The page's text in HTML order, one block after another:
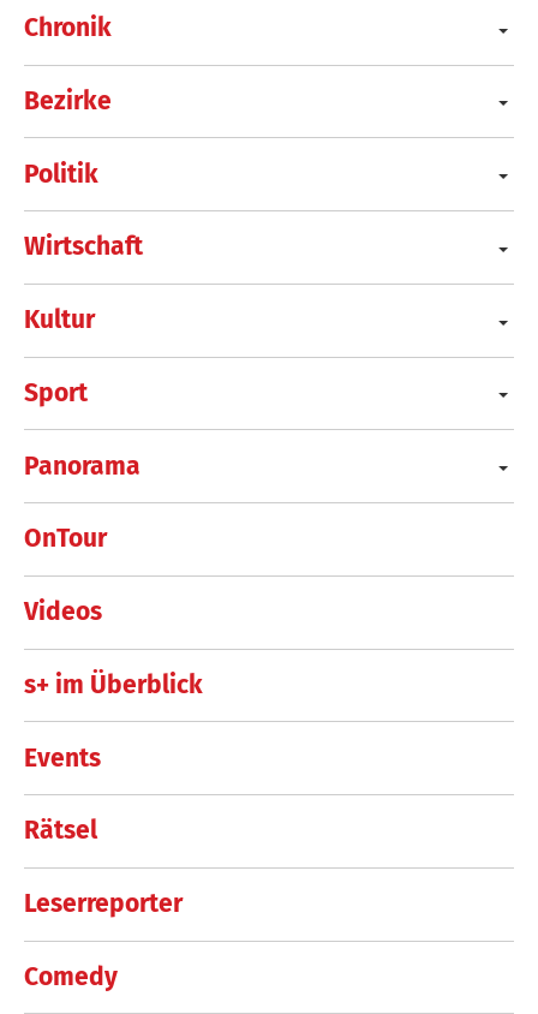
Chronik
Bezirke
Politik
Wirtschaft
Kultur
Sport
Panorama
OnTour
Videos
s+ im Überblick
Events
Rätsel
Leserreporter
Comedy